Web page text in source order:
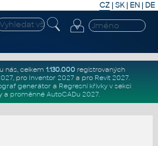
CZ | SK| EN | DE
nás, celkem 1.130.000registrovaných
, pro Inventor 2027a pro Revit 2027.
generátor a Regresní křivkyv sekci
a proměnné AutoCADu 2027.